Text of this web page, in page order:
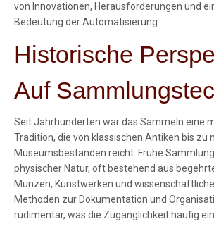
von Innovationen, Herausforderungen und
Bedeutung der Automatisierung.
Historische
Auf
Seit Jahrhunderten war das Sammeln eine
Tradition, die von klassischen Antiken bis zu
Museumsbeständen reicht. Frühe
physischer Natur, oft bestehend aus
Münzen, Kunstwerken und
Methoden zur Dokumentation und
rudimentär, was die Zugänglichkeit häufig